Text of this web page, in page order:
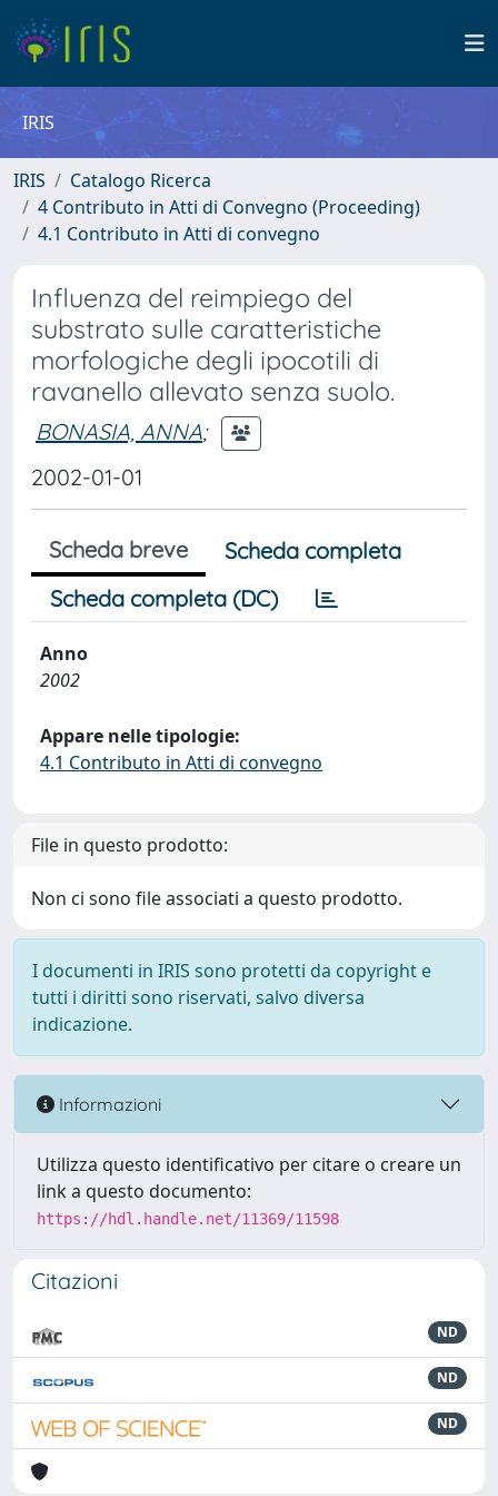
IRIS
IRIS
Catalogo Ricerca
4 Contributo in Atti di Convegno (Proceeding)
4.1 Contributo in Atti di convegno
Influenza del reimpiego del
substrato sulle caratteristiche
morfologiche degli ipocotili di
ravanello allevato senza suolo.
BONASIA, ANNA;
2002-01-01
Scheda breve
Scheda completa
Scheda completa (DC)
Anno
2002
Appare nelle tipologie:
4.1 Contributo in Atti di convegno
File in questo prodotto:
Non ci sono file associati a questo prodotto.
I documenti in IRIS sono protetti da copyright e
tutti i diritti sono riservati, salvo diversa
indicazione.
Informazioni
Utilizza questo identificativo per citare o creare un
link a questo documento:
https://hdl.handle.net/11369/11598
Citazioni
ND
ND
ND